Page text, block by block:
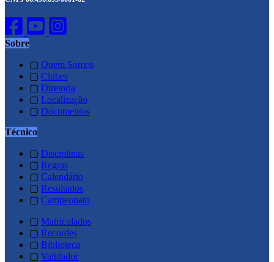
Sobre
▢ Quem Somos
▢ Clubes
▢ Diretoria
▢ Localização
▢ Documentos
Técnico
▢ Disciplinas
▢ Regras
▢ Calendário
▢ Resultados
▢ Campeonato
▢ Matriculados
▢ Recordes
▢ Biblioteca
▢ Validador